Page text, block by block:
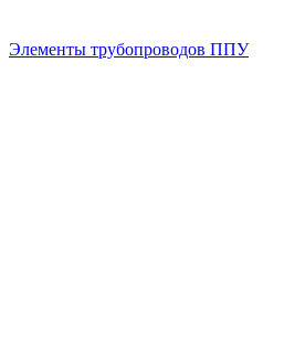
Элементы трубопроводов ППУ